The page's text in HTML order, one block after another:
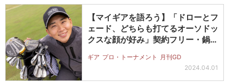
【マイギアを語ろう】「ドローとフ
ェード、どちらも打てるオーソドッ
クスな顔が好み」契約フリー・鍋谷
ギア プロ・トーナメント
月刊GD
2024.04.01